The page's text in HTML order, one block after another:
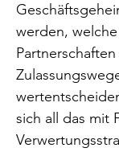
werden,
sich all das mit